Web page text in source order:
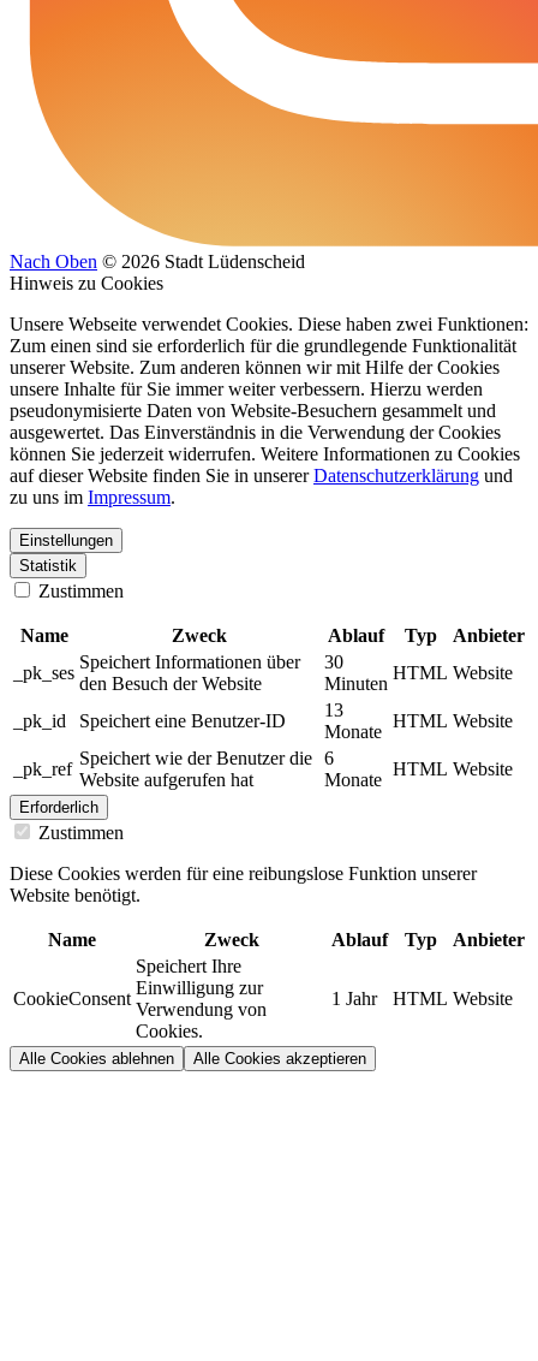
Nach Oben © 2026 Stadt Lüdenscheid
Hinweis zu Cookies
Unsere Webseite verwendet Cookies. Diese haben zwei Funktionen:
Zum einen sind sie erforderlich für die grundlegende Funktionalität
unserer Website. Zum anderen können wir mit Hilfe der Cookies
unsere Inhalte für Sie immer weiter verbessern. Hierzu werden
pseudonymisierte Daten von Website-Besuchern gesammelt und
ausgewertet. Das Einverständnis in die Verwendung der Cookies
können Sie jederzeit widerrufen. Weitere Informationen zu Cookies
auf dieser Website finden Sie in unsererDatenschutzerklärung und
zu uns im Impressum.
Einstellungen
Statistik
Zustimmen
Name Zweck Ablauf Typ
Anbieter
_pk_ses
Speichert Informationen über
den Besuch der Website
30
Minuten
HTML Website
_pk_id Speichert eine Benutzer-ID
13
Monate
HTML Website
_pk_ref
Speichert wie der Benutzer die
Website aufgerufen hat
6
Monate
HTML Website
Erforderlich
Zustimmen
Diese Cookies werden für eine reibungslose Funktion unserer
Website benötigt.
Name Zweck Ablauf Typ Anbieter
CookieConsent
Speichert Ihre
Einwilligung zur
Verwendung von
Cookies.
1 Jahr HTML Website
Alle Cookies ablehnen Alle Cookies akzeptieren